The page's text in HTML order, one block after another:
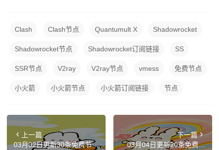
Clash Clash节点 Quantumult X Shadowrocket
Shadowrocket节点 Shadowrocket订阅链接 SS
SSR节点 V2ray V2ray节点 vmess 免费节点
小火箭 小火箭节点 小火箭订阅链接 节点
上一篇
03月02日更新30条免费节
下一篇
03月04日更新20条免费节